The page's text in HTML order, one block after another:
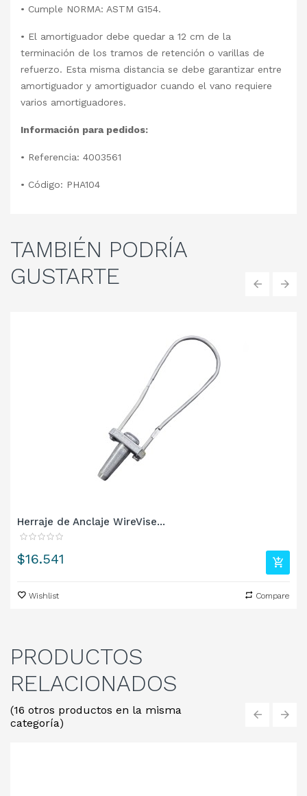
• Cumple NORMA: ASTM G154.
• El amortiguador debe quedar a 12 cm de la
terminación de los tramos de retención o varillas de
refuerzo. Esta misma distancia se debe garantizar entre
amortiguador y amortiguador cuando el vano requiere
varios amortiguadores.
Información para pedidos:
• Referencia: 4003561
• Código: PHA104
TAMBIÉN PODRÍA
GUSTARTE
Herraje de Anclaje WireVise...
Precio
$16.541
Wishlist Compare
PRODUCTOS
RELACIONADOS
(16 otros productos en la misma
categoría)